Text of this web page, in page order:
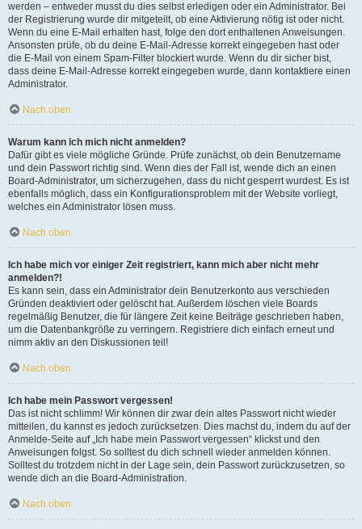
werden – entweder musst du dies selbst erledigen oder ein Administrator. Bei
der Registrierung wurde dir mitgeteilt, ob eine Aktivierung nötig ist oder nicht.
Wenn du eine E-Mail erhalten hast, folge den dort enthaltenen Anweisungen.
Ansonsten prüfe, ob du deine E-Mail-Adresse korrekt eingegeben hast oder
die E-Mail von einem Spam-Filter blockiert wurde. Wenn du dir sicher bist,
dass deine E-Mail-Adresse korrekt eingegeben wurde, dann kontaktiere einen
Administrator.
Nach oben
Warum kann ich mich nicht anmelden?
Dafür gibt es viele mögliche Gründe. Prüfe zunächst, ob dein Benutzername
und dein Passwort richtig sind. Wenn dies der Fall ist, wende dich an einen
Board-Administrator, um sicherzugehen, dass du nicht gesperrt wurdest. Es ist
ebenfalls möglich, dass ein Konfigurationsproblem mit der Website vorliegt,
welches ein Administrator lösen muss.
Nach oben
Ich habe mich vor einiger Zeit registriert, kann mich aber nicht mehr
anmelden?!
Es kann sein, dass ein Administrator dein Benutzerkonto aus verschieden
Gründen deaktiviert oder gelöscht hat. Außerdem löschen viele Boards
regelmäßig Benutzer, die für längere Zeit keine Beiträge geschrieben haben,
um die Datenbankgröße zu verringern. Registriere dich einfach erneut und
nimm aktiv an den Diskussionen teil!
Nach oben
Ich habe mein Passwort vergessen!
Das ist nicht schlimm! Wir können dir zwar dein altes Passwort nicht wieder
mitteilen, du kannst es jedoch zurücksetzen. Dies machst du, indem du auf der
Anmelde-Seite auf „Ich habe mein Passwort vergessen“ klickst und den
Anweisungen folgst. So solltest du dich schnell wieder anmelden können.
Solltest du trotzdem nicht in der Lage sein, dein Passwort zurückzusetzen, so
wende dich an die Board-Administration.
Nach oben